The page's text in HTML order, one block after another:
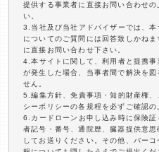
提供する事業者に直接お問い合わせ
い。
3.当社及び当社アドバイザーでは、
についてのご質問には回答致しかね
に直接お問い合わせ下さい。
4.本サイトに関して、利用者と提携
が発生した場合、当事者間で解決を
せん。
5.編集方針、免責事項・知的財産権
シーポリシーの各規程を必ずご確認の
6.カードローンお申し込み時に保険
者記号・番号、通院歴、臓器提供意
してお送りください。その他、バー